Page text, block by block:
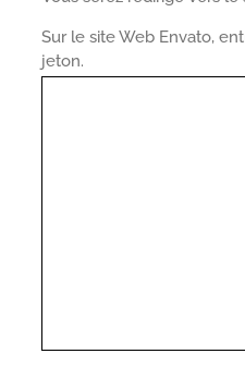
Sur le site Web Envato,
jeton.